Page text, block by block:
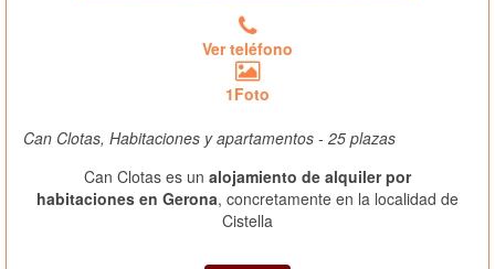
Ver teléfono
1Foto
Can Clotas, Habitaciones y apartamentos - 25 plazas
Can Clotas es un alojamiento de alquiler por
habitaciones en Gerona, concretamente en la localidad de
Cistella